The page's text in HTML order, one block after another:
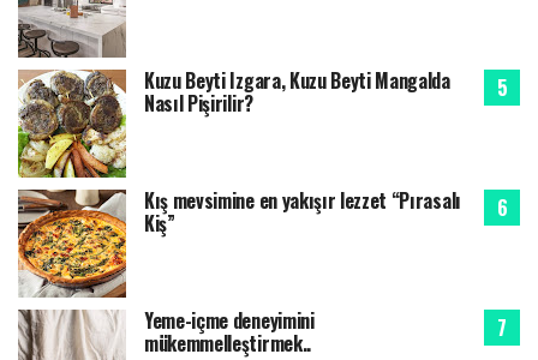
Kuzu Beyti Izgara, Kuzu Beyti Mangalda
Nasıl Pişirilir?
Kış mevsimine en yakışır lezzet “Pırasalı
Kiş”
Yeme-içme deneyimini
mükemmelleştirmek..